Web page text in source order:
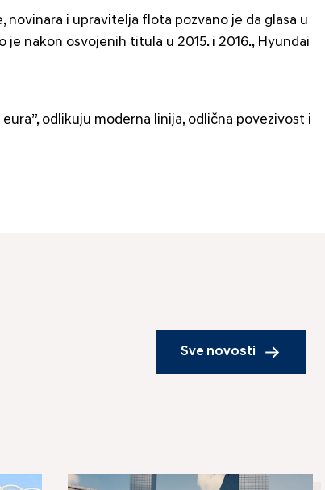
novinara i upravitelja flota pozvano je da glasa u
nakon osvojenih titula u 2015. i 2016., Hyundai
odlikuju moderna linija, odlična povezivost i
Sve novosti